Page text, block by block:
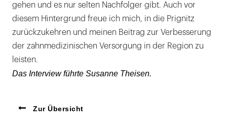
gehen und es nur selten Nachfolger gibt. Auch vor
diesem Hintergrund freue ich mich, in die Prignitz
zurückzukehren und meinen Beitrag zur Verbesserung
der zahnmedizinischen Versorgung in der Region zu
leisten.
Das Interview führte Susanne Theisen.
Zur Übersicht